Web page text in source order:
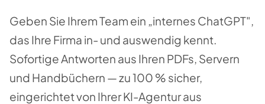
Geben Sie Ihrem Team ein „internes ChatGPT",
das Ihre Firma in- und auswendig kennt.
Sofortige Antworten aus Ihren PDFs, Servern
und Handbüchern — zu 100 % sicher,
eingerichtet von Ihrer KI-Agentur aus